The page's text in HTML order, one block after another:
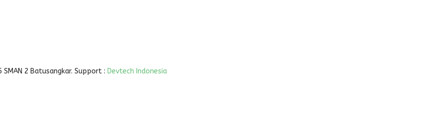
2 Batusangkar. Support : Devtech Indonesia